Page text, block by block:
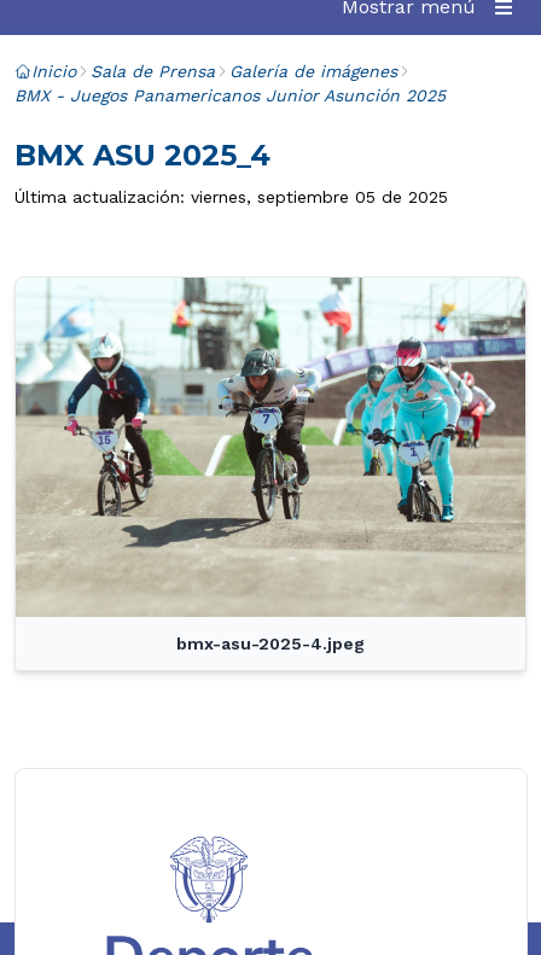
Mostrar menú
Inicio Sala de Prensa
Galería de imágenes
BMX - Juegos Panamericanos Junior Asunción 2025
BMX ASU 2025_4
Última actualización: viernes, septiembre 05 de 2025
bmx-asu-2025-4.jpeg